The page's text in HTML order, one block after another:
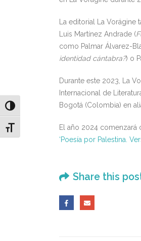
Alternar alto contraste
Alternar tamaño de letra
La editorial La
Luis Martínez Andrade (
como Palmar Álvarez-
identidad cántabra?) o
Durante este 2023, La
Internacional de
Bogotá (Colombia) en
El año 2024 comenzará
‘Poesía por Palestina.
Share this